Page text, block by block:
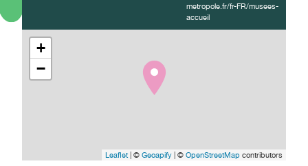
metropole.fr/fr-FR/musees-
accueil
+
−
Leaflet| © Geoapify | © OpenStreetMap contributors